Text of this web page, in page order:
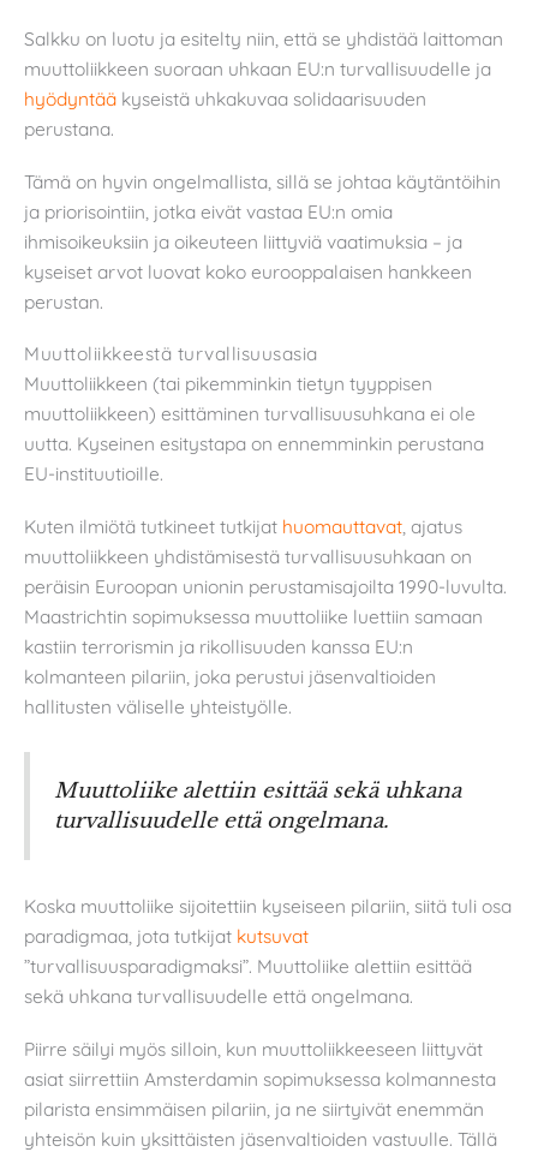
Salkku on luotu ja esitelty niin, että se yhdistää laittoman
muuttoliikkeen suoraan uhkaan EU:n turvallisuudelle ja
hyödyntää kyseistä uhkakuvaa solidaarisuuden
perustana.
Tämä on hyvin ongelmallista, sillä se johtaa käytäntöihin
ja priorisointiin, jotka eivät vastaa EU:n omia
ihmisoikeuksiin ja oikeuteen liittyviä vaatimuksia – ja
kyseiset arvot luovat koko eurooppalaisen hankkeen
perustan.
Muuttoliikkeestä turvallisuusasia
Muuttoliikkeen (tai pikemminkin tietyn tyyppisen
muuttoliikkeen) esittäminen turvallisuusuhkana ei ole
uutta. Kyseinen esitystapa on ennemminkin perustana
EU-instituutioille.
Kuten ilmiötä tutkineet tutkijat huomauttavat , ajatus
muuttoliikkeen yhdistämisestä turvallisuusuhkaan on
peräisin Euroopan unionin perustamisajoilta 1990-luvulta.
Maastrichtin sopimuksessa muuttoliike luettiin samaan
kastiin terrorismin ja rikollisuuden kanssa EU:n
kolmanteen pilariin, joka perustui jäsenvaltioiden
hallitusten väliselle yhteistyölle.
Muuttoliike alettiin esittää sekä uhkana
turvallisuudelle että ongelmana.
Koska muuttoliike sijoitettiin kyseiseen pilariin, siitä tuli osa
paradigmaa, jota tutkijat kutsuvat
”turvallisuusparadigmaksi”. Muuttoliike alettiin esittää
sekä uhkana turvallisuudelle että ongelmana.
Piirre säilyi myös silloin, kun muuttoliikkeeseen liittyvät
asiat siirrettiin Amsterdamin sopimuksessa kolmannesta
pilarista ensimmäisen pilariin, ja ne siirtyivät enemmän
yhteisön kuin yksittäisten jäsenvaltioiden vastuulle. Tällä